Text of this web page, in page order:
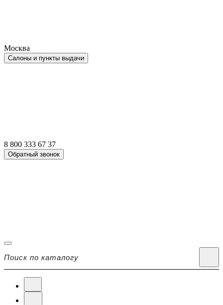
Москва
Салоны и пункты выдачи
8 800 333 67 37
Обратный звонок